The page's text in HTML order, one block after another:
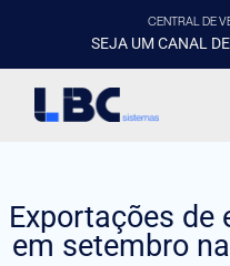
CENTRAL DE
SEJA UM CANAL
Exportações de
em setembro